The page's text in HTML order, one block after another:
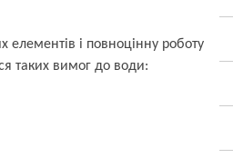
і повноцінну роботу
таких вимог до води: